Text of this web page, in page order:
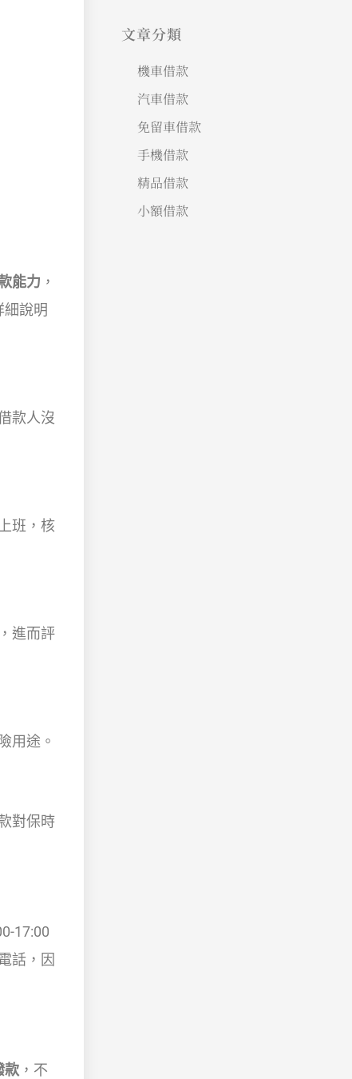
能力 ，
說明
款人沒
班，核
進而評
用途。
對保時
17:00
話，因
款 ，不
文章分類
機車借款
汽車借款
免留車借款
手機借款
精品借款
小額借款